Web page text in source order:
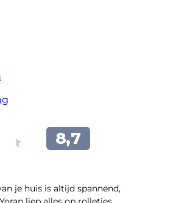
je huis is altijd spannend,